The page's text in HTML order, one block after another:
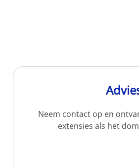
Neem contact op en
extensies als het